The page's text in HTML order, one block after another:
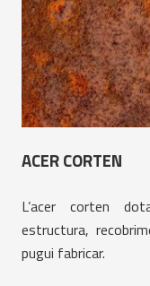
ACER CORTEN
L’acer corten
estructura,
pugui fabricar.